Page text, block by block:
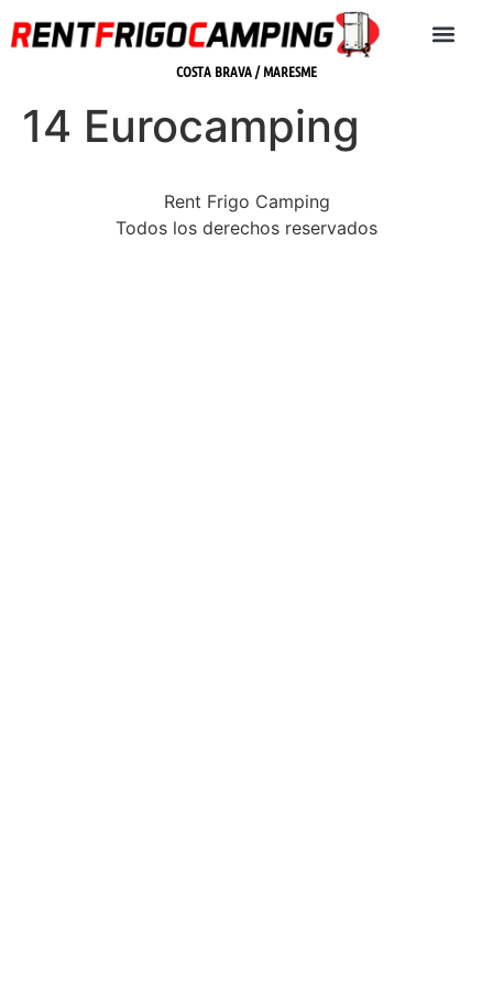
COSTA BRAVA / MARESME
14 Eurocamping
Rent Frigo Camping
Todos los derechos reservados